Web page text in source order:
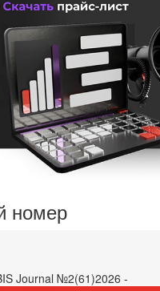
номер
Journal №2(61)2026 -